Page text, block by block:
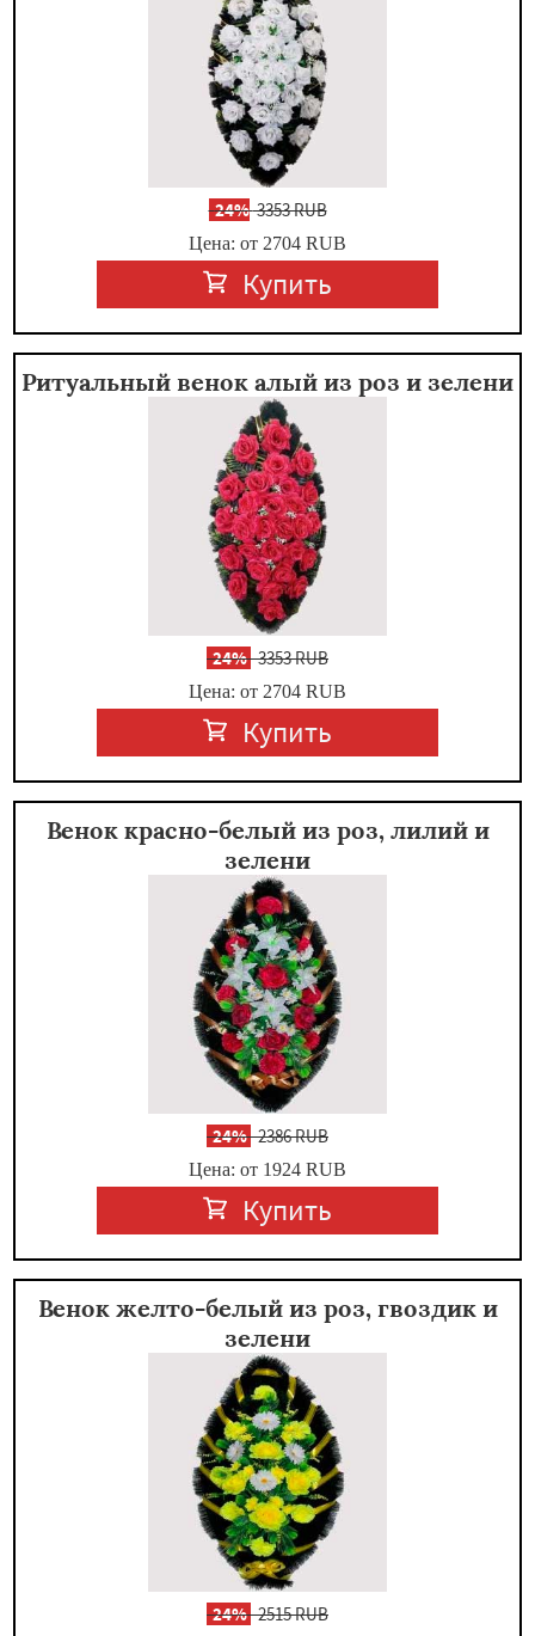
-24%3353 RUB
Цена: от 2704 RUB
Купить
Ритуальный венок алый из роз и зелени
-24%3353 RUB
Цена: от 2704 RUB
Купить
Венок красно-белый из роз, лилий и
зелени
-24%2386 RUB
Цена: от 1924 RUB
Купить
Венок желто-белый из роз, гвоздик и
зелени
-24%2515 RUB